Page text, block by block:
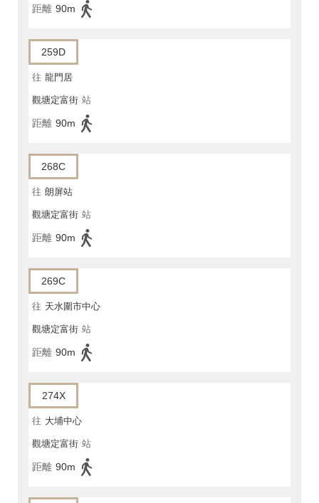
距離 90m
259D
往 龍門居
觀塘定富街 站
距離 90m
268C
往 朗屏站
觀塘定富街 站
距離 90m
269C
往 天水圍市中心
觀塘定富街 站
距離 90m
274X
往 大埔中心
觀塘定富街 站
距離 90m